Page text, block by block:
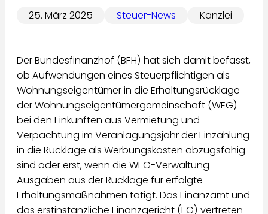
25. März 2025 Steuer-News Kanzlei
Der Bundesfinanzhof (BFH) hat sich damit befasst,
ob Aufwendungen eines Steuerpflichtigen als
Wohnungseigentümer in die Erhaltungsrücklage
der Wohnungseigentümergemeinschaft (WEG)
bei den Einkünften aus Vermietung und
Verpachtung im Veranlagungsjahr der Einzahlung
in die Rücklage als Werbungskosten abzugsfähig
sind oder erst, wenn die WEG-Verwaltung
Ausgaben aus der Rücklage für erfolgte
Erhaltungsmaßnahmen tätigt. Das Finanzamt und
das erstinstanzliche Finanzgericht (FG) vertreten